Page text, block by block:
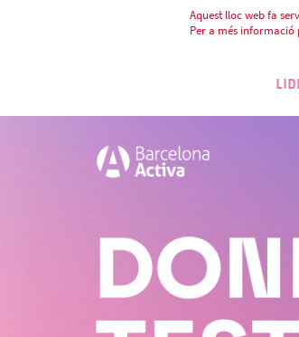
Aquest lloc web fa
Per a més